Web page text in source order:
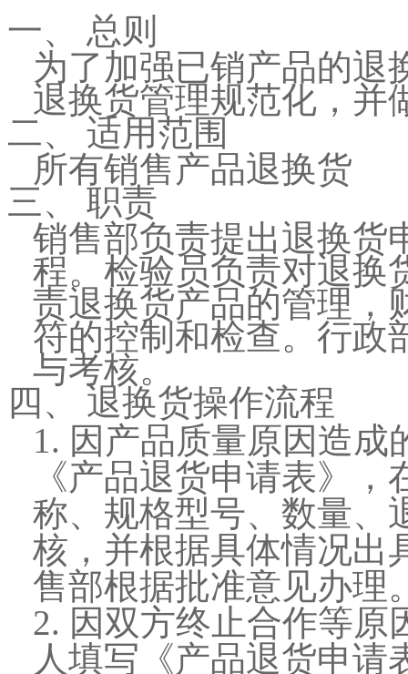
一、 总则
为了加强已销产品的退
退换货管理规范化，并
二、 适用范围
所有销售产品退换货
三、 职责
销售部负责提出退换货
程。检验员负责对退换
责退换货产品的管理，
符的控制和检查。行政
与考核。
四、 退换货操作流程
1. 因产品质量原因造成
《产品退货申请表》
称、规格型号、数量、
核，并根据具体情况出
售部根据批准意见办理
2. 因双方终止合作等原
人填写《产品退货申请